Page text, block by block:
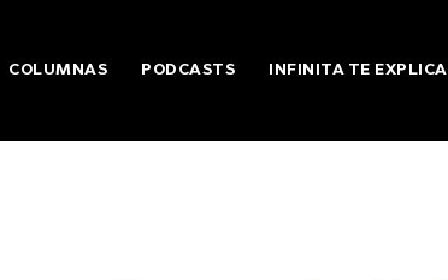
COLUMNAS PODCASTS INFINITA TE EXPLICA